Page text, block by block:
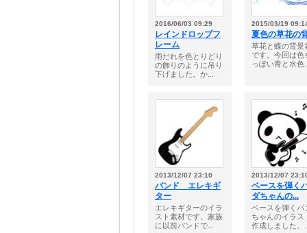
2016/06/03 09:29
レインドロップフ
レーム
雨だれを色とりどり
の飾りのように吊り
下げました。か...
2015/03/19
夏色の草花の
草花と蝶の背景
です。今回は色
っぽい青と水色
2013/12/07 23:10
バンド エレキギ
ター
エレキギターのイラ
スト素材です。家族
に以前バンドで...
2013/12/07
ベースを弾く
ダちゃんの...
ベースを弾くパ
ちゃんのイラス
作成しました。